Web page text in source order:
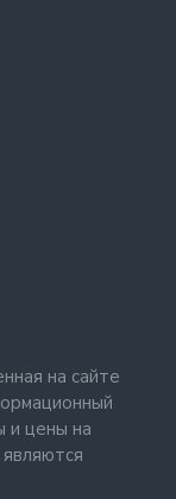
на сайте
и цены на